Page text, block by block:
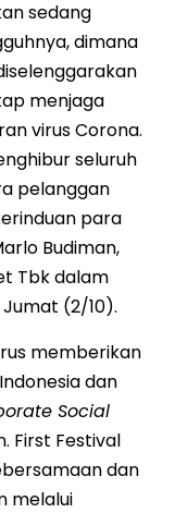
sedang
dimana
menjaga
virus Corona.
seluruh
pelanggan
para
Budiman,
Tbk dalam
(2/10).
memberikan
dan
Social
First Festival
dan
melalui